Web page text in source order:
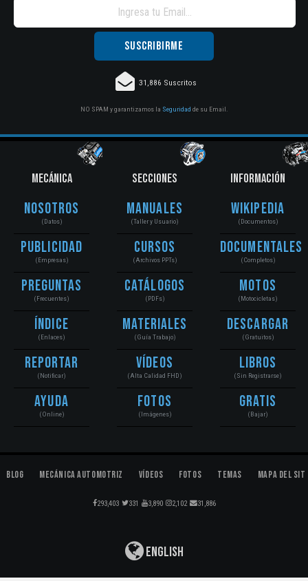
31,886 Suscritos
NO SPAM y garantizamos la Seguridad de su Email.
MECÁNICA
Nosotros
(Datos)
Publicidad
(Empresas)
Preguntas
(Frecuentes)
Índice
(Enlaces)
Reportar
(Notificar)
Ayuda
(Online)
SECCIONES
Manuales
(Taller y Usuario)
Cursos
(Archivos PPTs)
Catálogos
(PDFs)
Materiales
(Guía Trabajo)
Vídeos
(Alta Calidad FHD)
Fotos
(Imágenes)
INFORMACIÓN
Wikipedia
(Documentos)
Documentales
(Completos)
Motos
(Motocicletas)
Descargar
(Gratuitos)
Libros
(Sin Registrarse)
Gratis
(Bajar)
Blog Mecánica Automotriz Vídeos Fotos Temas Mapa del
293,403 331 3,890 2,102 31,886
English